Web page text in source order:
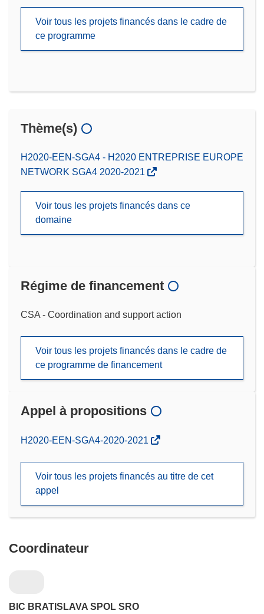
Voir tous les projets financés dans le cadre de
ce programme
Thème(s)
H2020-EEN-SGA4 - H2020 ENTREPRISE EUROPE
NETWORK SGA4 2020-2021
Voir tous les projets financés dans ce
domaine
Régime de financement
CSA - Coordination and support action
Voir tous les projets financés dans le cadre de
ce programme de financement
Appel à propositions
(s’ouvre
nouvelle
fenêtre)
H2020-EEN-SGA4-2020-2021
Voir tous les projets financés au titre de cet
appel
Coordinateur
BIC BRATISLAVA SPOL SRO